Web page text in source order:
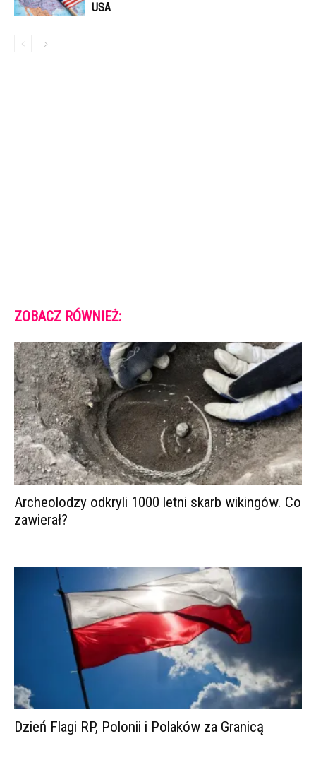
USA
ZOBACZ RÓWNIEŻ:
Archeolodzy odkryli 1000 letni skarb wikingów. Co
zawierał?
Dzień Flagi RP, Polonii i Polaków za Granicą